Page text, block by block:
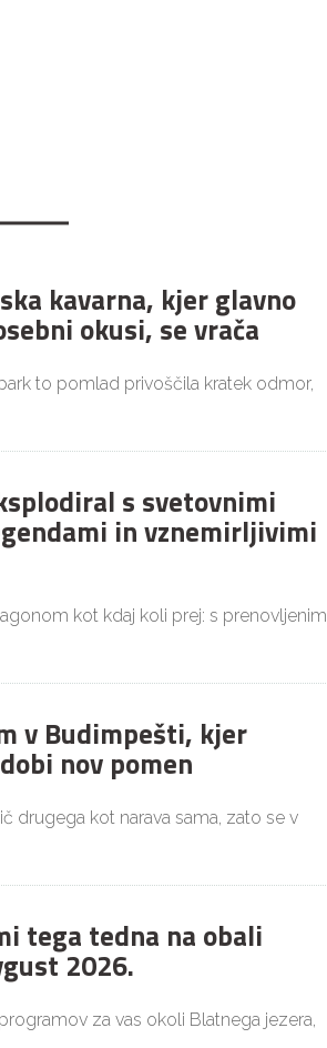
kavarna, kjer glavno
okusi, se vrača
to pomlad privoščila kratek odmor,
s svetovnimi
in vznemirljivimi
kot kdaj koli prej: s prenovljenim
v Budimpešti, kjer
nov pomen
drugega kot narava sama, zato se v
tega tedna na obali
2026.
za vas okoli Blatnega jezera,